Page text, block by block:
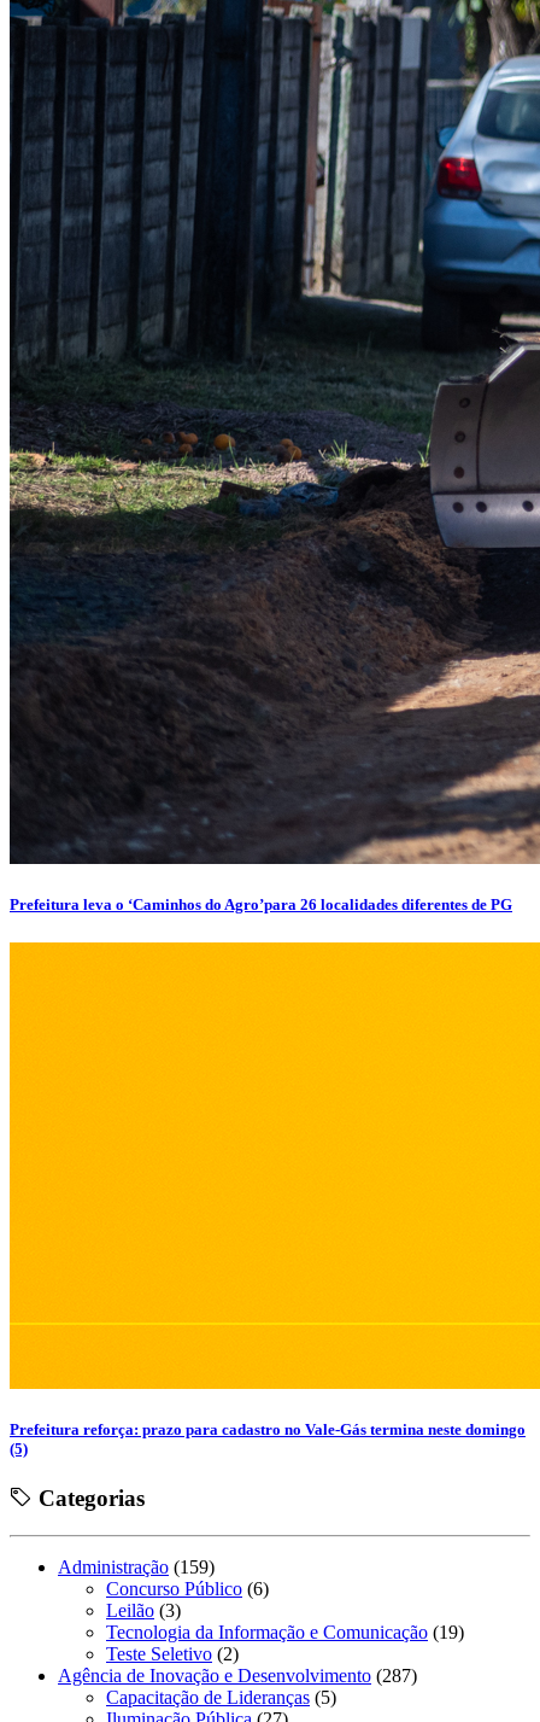
Prefeitura leva o ‘Caminhos do Agro’para 26 localidades diferentes de PG
Prefeitura reforça: prazo para cadastro no Vale-Gás termina neste domingo
(5)
Categorias
Administração (159)
Concurso Público (6)
Leilão (3)
Tecnologia da Informação e Comunicação (19)
Teste Seletivo (2)
Agência de Inovação e Desenvolvimento (287)
Capacitação de Lideranças (5)